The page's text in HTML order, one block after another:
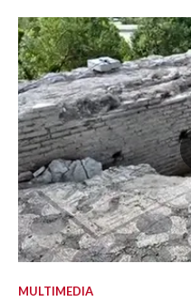
MULTIMEDIA